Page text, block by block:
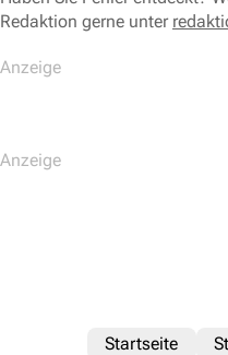
Redaktion gerne unter
Startseite